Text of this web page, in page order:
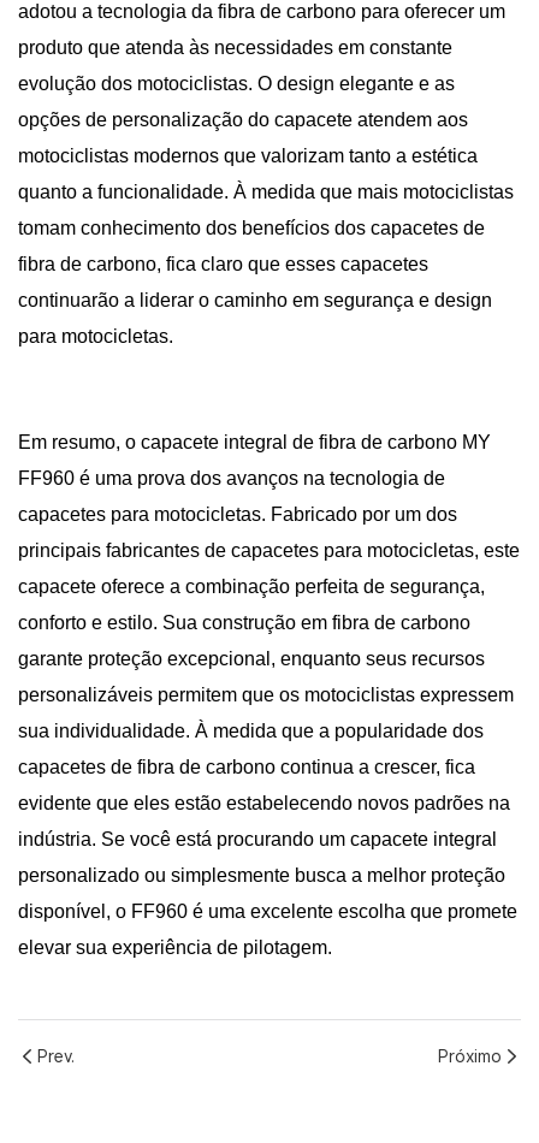
adotou a tecnologia da fibra de carbono para oferecer um
produto que atenda às necessidades em constante
evolução dos motociclistas. O design elegante e as
opções de personalização do capacete atendem aos
motociclistas modernos que valorizam tanto a estética
quanto a funcionalidade. À medida que mais motociclistas
tomam conhecimento dos benefícios dos capacetes de
fibra de carbono, fica claro que esses capacetes
continuarão a liderar o caminho em segurança e design
para motocicletas.
Em resumo, o capacete integral de fibra de carbono MY
FF960 é uma prova dos avanços na tecnologia de
capacetes para motocicletas. Fabricado por um dos
principais fabricantes de capacetes para motocicletas, este
capacete oferece a combinação perfeita de segurança,
conforto e estilo. Sua construção em fibra de carbono
garante proteção excepcional, enquanto seus recursos
personalizáveis ​​permitem que os motociclistas expressem
sua individualidade. À medida que a popularidade dos
capacetes de fibra de carbono continua a crescer, fica
evidente que eles estão estabelecendo novos padrões na
indústria. Se você está procurando um capacete integral
personalizado ou simplesmente busca a melhor proteção
disponível, o FF960 é uma excelente escolha que promete
elevar sua experiência de pilotagem.
Prev. Próximo